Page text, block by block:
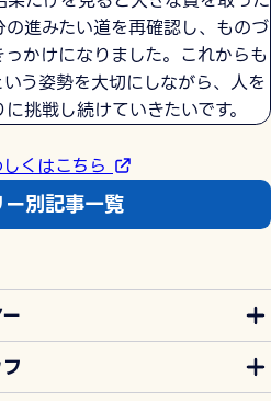
進みたい道を再確認し、ものづ
かけになりました。これからも
いう姿勢を大切にしながら、人を
挑戦し続けていきたいです。
くはこちら
別記事一覧